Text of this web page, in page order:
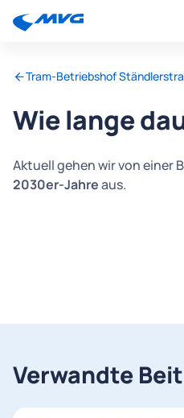
Tram-Betriebshof
Wie lange
Aktuell gehen wir von einer
2030er-Jahreaus.
Verwandte